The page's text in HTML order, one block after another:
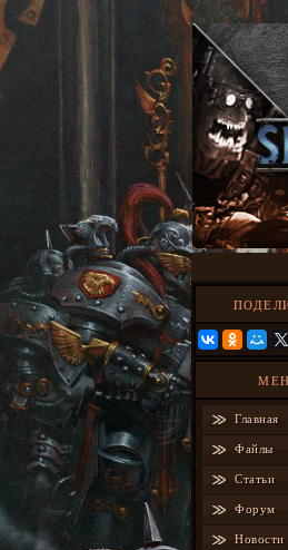
Главная
Файлы
Статьи
Форум
Новости